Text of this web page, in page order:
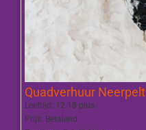
Quadverhuur Neerpelt
Leeftijd: 12-18 plus
Prijs: Betalend